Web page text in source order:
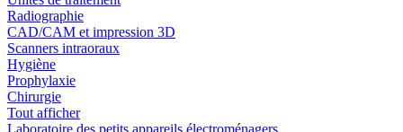
Radiographie
CAD/CAM et impression 3D
Scanners intraoraux
Hygiène
Prophylaxie
Chirurgie
Tout afficher
Laboratoire des petits appareils électroménagers